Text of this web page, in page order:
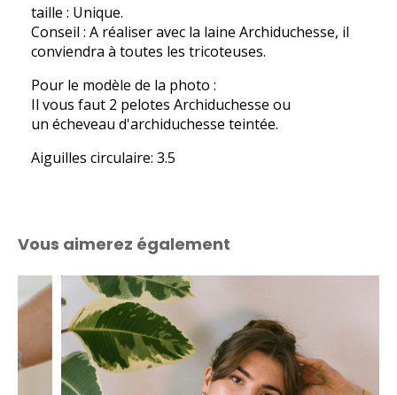
taille : Unique.
Conseil : A réaliser avec la laine Archiduchesse, il
conviendra à toutes les tricoteuses.
Pour le modèle de la photo :
Il vous faut 2 pelotes Archiduchesse ou
un écheveau d'archiduchesse teintée.
Aiguilles circulaire: 3.5
Vous aimerez également